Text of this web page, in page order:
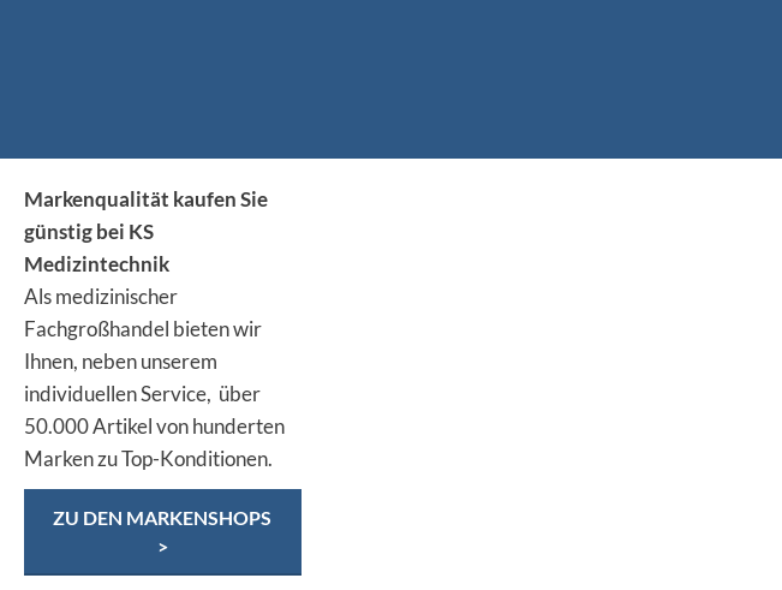
Markenqualität kaufen Sie
günstig bei KS
Medizintechnik
Als medizinischer
Fachgroßhandel bieten wir
Ihnen, neben unserem
individuellen Service, über
50.000 Artikel von hunderten
Marken zu Top-Konditionen.
ZU DEN MARKENSHOPS
>